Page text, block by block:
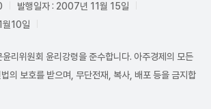
발행일자 : 2007년 11월 15일
10일
리위원회 윤리강령을 준수합니다. 아주경제의 모든
의 보호를 받으며, 무단전재, 복사, 배포 등을 금지합